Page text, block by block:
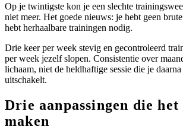
Op je twintigste kon je een slechte
niet meer. Het goede nieuws: je hebt geen
hebt herhaalbare trainingen nodig.
Drie keer per week stevig en gecontroleerd
per week jezelf slopen. Consistentie over
lichaam, niet de heldhaftige sessie die je
uitschakelt.
Drie aanpassingen die
maken